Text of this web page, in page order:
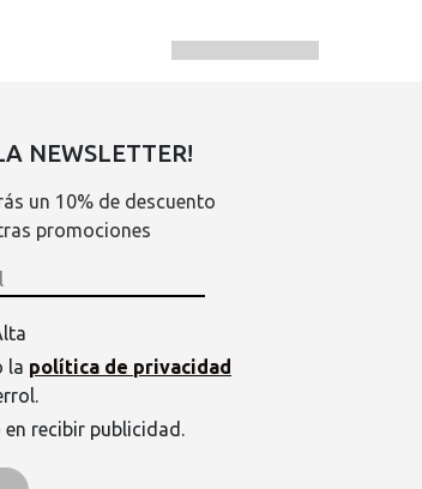
NEWSLETTER!
un 10% de descuento
promociones
la política de privacidad
recibir publicidad.